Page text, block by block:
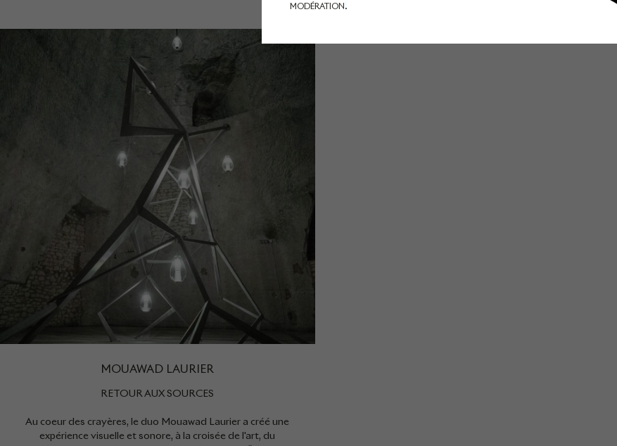
MODÉRATION.
MOUAWAD LAURIER
RETOUR AUX SOURCES
Au coeur des crayères, le duo Mouawad Laurier a créé une
expérience visuelle et sonore, à la croisée de l'art, du